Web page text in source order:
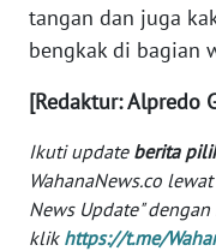
tangan dan juga
bengkak di bagian
[Redaktur: Alpredo
Ikuti update berita
WahanaNews.co
News Update"
klik https://t.me/
WN
SUMBAR
WN
SUMSEL
WN
BENGKULU